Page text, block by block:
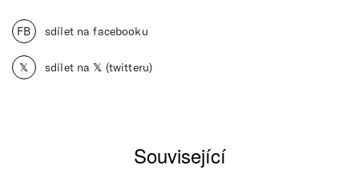
FB sdílet na facebooku
𝕏 sdílet na 𝕏 (twitteru)
Související